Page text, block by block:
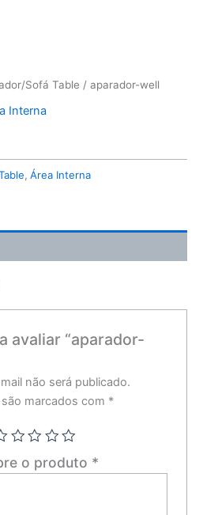
Sofá Table / aparador-well
Interna
, Área Interna
avaliar “aparador-
não será publicado.
marcados com *
o produto *